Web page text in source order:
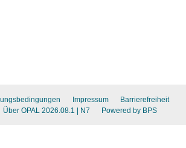
Impressum
Barrierefreiheit
Über OPAL 2026.08.1 | N7 Powered by BPS